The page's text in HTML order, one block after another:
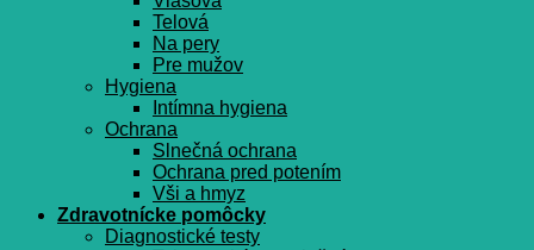
Telová
Na pery
Pre mužov
Hygiena
Intímna hygiena
Ochrana
Slnečná ochrana
Ochrana pred potením
Vši a hmyz
Zdravotnícke pomôcky
Diagnostické testy